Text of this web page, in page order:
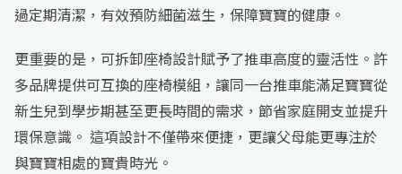
過定期清潔，有效預防細菌滋生，保障寶寶的健康。
更重要的是，可拆卸座椅設計賦予了推車高度的靈活性。許
多品牌提供可互換的座椅模組，讓同一台推車能滿足寶寶從
新生兒到學步期甚至更長時間的需求，節省家庭開支並提升
環保意識。 這項設計不僅帶來便捷，更讓父母能更專注於
與寶寶相處的寶貴時光。